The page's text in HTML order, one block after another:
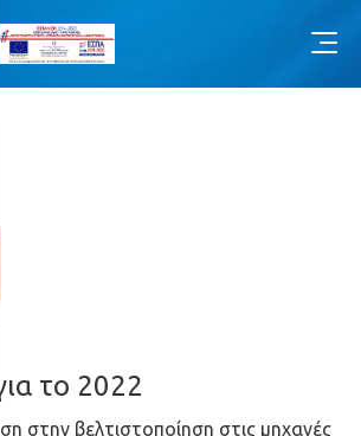
το 2022
στην βελτιστοποίηση στις μηχανές